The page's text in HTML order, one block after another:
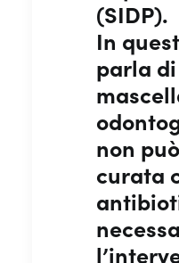
(SIDP).
In
parla
non
curata